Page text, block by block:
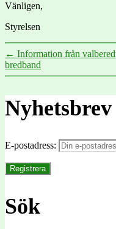
Vänligen,
Styrelsen
← Information från
bredband
Nyhetsbrev
E-postadress:
Sök